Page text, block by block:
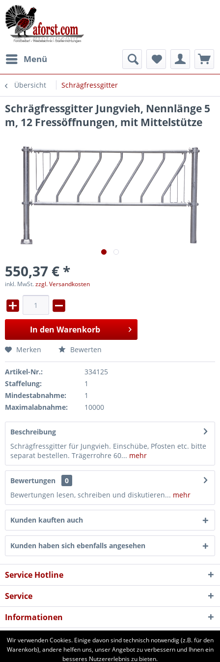
Menü
Übersicht Schrägfressgitter
Schrägfressgitter Jungvieh, Nennlänge 5
m, 12 Fressöffnungen, mit Mittelstütze
550,37 € *
inkl. MwSt.zzgl. Versandkosten
In den Warenkorb
Merken Bewerten
Artikel-Nr.:
334125
Staffelung:
1
Mindestabnahme:
1
Maximalabnahme:
10000
Beschreibung
Schrägfressgitter für Jungvieh. Einschübe, Pfosten etc. bitte
separat bestellen. Trägerrohre 60... mehr
Bewertungen
0
Bewertungen lesen, schreiben und diskutieren... mehr
Kunden kauften auch
Kunden haben sich ebenfalls angesehen
Service Hotline
Service
Informationen
Newsletter
Wir verwenden Cookies. Einige davon sind technisch notwendig (z.B. für den
Warenkorb), andere helfen uns, unser Angebot zu verbessern und Ihnen ein
besseres Nutzererlebnis zu bieten.